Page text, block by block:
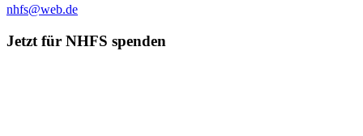
nhfs@web.de
Jetzt für NHFS spenden